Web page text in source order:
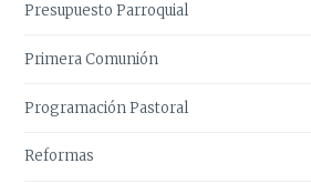
Presupuesto Parroquial
Primera Comunión
Programación Pastoral
Reformas